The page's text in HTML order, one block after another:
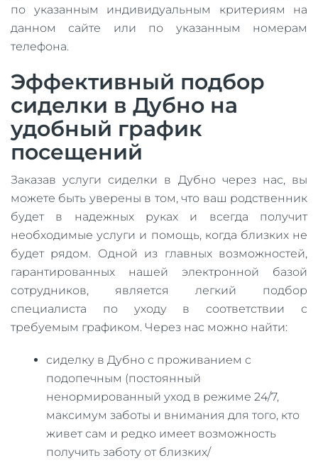
по указанным индивидуальным критериям на
данном сайте или по указанным номерам
телефона.
Эффективный подбор
сиделки в Дубно на
удобный график
посещений
Заказав услуги сиделки в Дубно через нас, вы
можете быть уверены в том, что ваш родственник
будет в надежных руках и всегда получит
необходимые услуги и помощь, когда близких не
будет рядом. Одной из главных возможностей,
гарантированных нашей электронной базой
сотрудников, является легкий подбор
специалиста по уходу в соответствии с
требуемым графиком. Через нас можно найти:
сиделку в Дубно с проживанием с
подопечным (постоянный
ненормированный уход в режиме 24/7,
максимум заботы и внимания для того, кто
живет сам и редко имеет возможность
получить заботу от близких/